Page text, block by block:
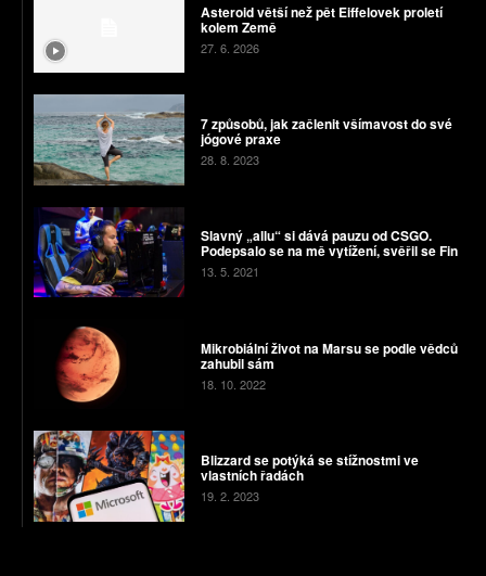
Asteroid větší než pět Eiffelovek proletí
kolem Země
27. 6. 2026
7 způsobů, jak začlenit všímavost do své
jógové praxe
28. 8. 2023
Slavný „allu“ si dává pauzu od CSGO.
Podepsalo se na mě vytížení, svěřil se Fin
13. 5. 2021
Mikrobiální život na Marsu se podle vědců
zahubil sám
18. 10. 2022
Blizzard se potýká se stížnostmi ve
vlastních řadách
19. 2. 2023